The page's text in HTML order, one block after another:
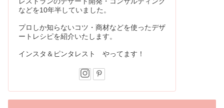
などを10年半していました。
プロしか知らないコツ・商材などを使ったデザ
ートレシピを紹介いたします。
インスタ＆ピンタレスト やってます！